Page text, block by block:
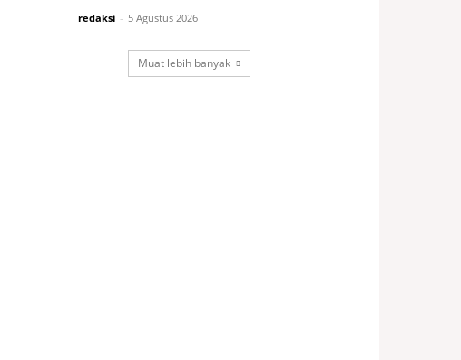
redaksi - 5 Agustus 2026
Muat lebih banyak